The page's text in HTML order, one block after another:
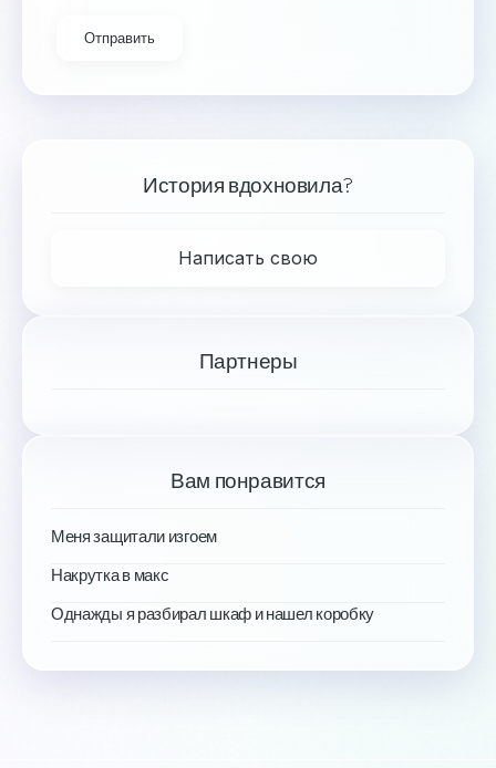
Отправить
История вдохновила?
Написать свою
Партнеры
Вам понравится
Меня защитали изгоем
Накрутка в макс
Однажды я разбирал шкаф и нашел коробку